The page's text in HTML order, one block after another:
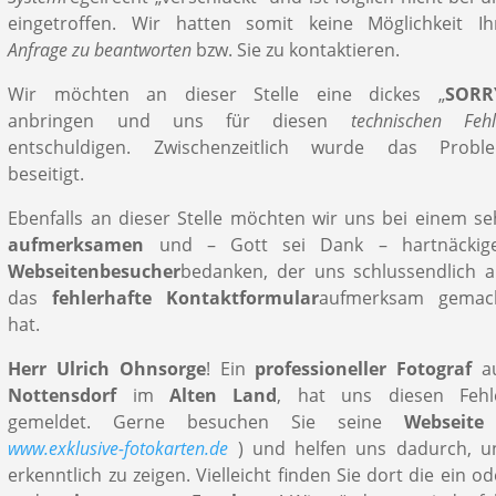
eingetroffen. Wir hatten somit keine Möglichkeit
Anfrage zu beantworten bzw. Sie zu kontaktieren.
Wir möchten an dieser Stelle eine dickes „
anbringen und uns für diesen technischen
entschuldigen. Zwischenzeitlich wurde das
beseitigt.
Ebenfalls an dieser Stelle möchten wir uns bei einem
aufmerksamen und – Gott sei Dank –
Webseitenbesucherbedanken, der uns schlussendlich
dasfehlerhafte Kontaktformularaufmerksam
hat.
Herr Ulrich Ohnsorge! Ein professioneller Fotograf
NottensdorfimAlten Land, hat uns diesen
gemeldet. Gerne besuchen Sie seine Webseite
www.exklusive-fotokarten.de ) und helfen uns dadurch,
erkenntlich zu zeigen. Vielleicht finden Sie dort die ein